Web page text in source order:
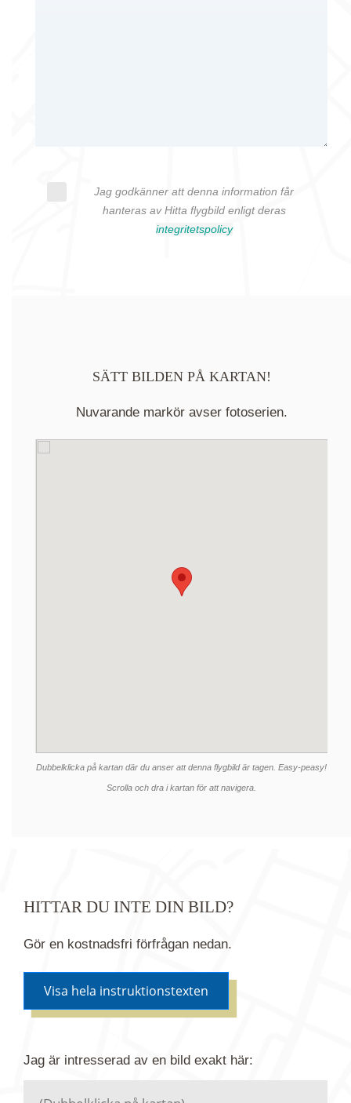
Jag godkänner att denna information får
hanteras av Hitta flygbild enligt deras
integritetspolicy
SÄTT BILDEN PÅ KARTAN!
Nuvarande markör avser fotoserien.
Dubbelklicka på kartan där du anser att denna flygbild är tagen. Easy-peasy!
Scrolla och dra i kartan för att navigera.
HITTAR DU INTE DIN BILD?
Gör en kostnadsfri förfrågan nedan.
Visa hela instruktionstexten
Jag är intresserad av en bild exakt här: